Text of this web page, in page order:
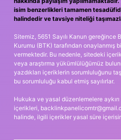
isim benzerlikleri tamamen
halindedir ve tavsiye niteliği
Sitemiz, 5651 Sayılı Kanun
Kurumu (BTK) tarafından onaylanmış
vermektedir. Bu nedenle, sitedeki
veya araştırma yükümlülüğümüz
yazdıkları içeriklerin sorumluluğunu
bu sorumluluğu kabul etmiş sayılırlar.
Hukuka ve yasal düzenlemelere
içerikleri,
halinde, ilgili içerikler yasal süre